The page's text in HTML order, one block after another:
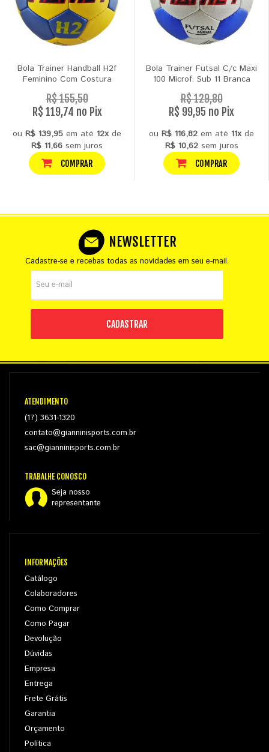
Bola Trainer Handball H2f
Feminino Com Costura
R$ 155,50
R$ 119,74 no Pix
ou R$ 139,95 em até 12xde
R$ 11,66 sem juros
COMPRAR
Bola Trainer Futsal C/c Maxi
100 Microf. Sub 11 Branca
R$ 129,80
R$ 99,95 no Pix
ou R$ 116,82 em até 11xde
R$ 10,62sem juros
COMPRAR
NEWSLETTER
Cadastre-se e recebas todas as novidades em seu e-mail.
CADASTRAR
ATENDIMENTO
(17) 3631-1320
contato@gianninisports.com.br
sac@gianninisports.com.br
TRABALHE CONOSCO
Seja nosso
representante
INFORMAÇÕES
Catálogo
Colaboradores
Como Comprar
Como Pagar
Devolução
Dúvidas
Empresa
Entrega
Frete Grátis
Garantia
Orçamento
Política